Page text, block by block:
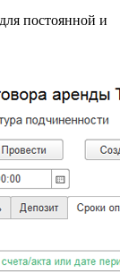
постоянной и